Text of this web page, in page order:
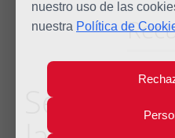
nuestro uso de las
nuestra Política de
Ser hoy